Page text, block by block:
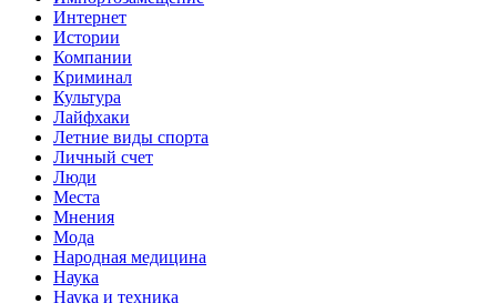
Интернет
Истории
Компании
Криминал
Культура
Лайфхаки
Летние виды спорта
Личный счет
Люди
Места
Мнения
Мода
Народная медицина
Наука
Наука и техника